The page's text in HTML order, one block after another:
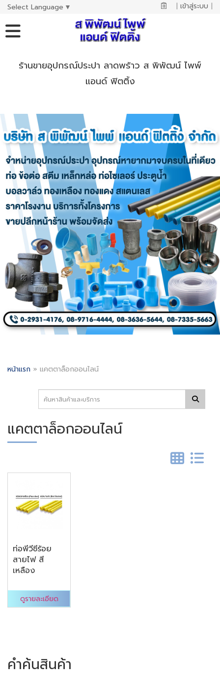
Select Language ▼ | เข้าสู่ระบบ |
ร้านขายอุปกรณ์ประปา ลาดพร้าว ส พิพัฒน์ ไพพ์
แอนด์ ฟิตติ้ง
หน้าแรก » แคตตาล็อกออนไลน์
แคตตาล็อกออนไลน์
ท่อพีวีซีร้อย
สายไฟ สี
เหลือง
ดูรายละเอียด
คำค้นสินค้า